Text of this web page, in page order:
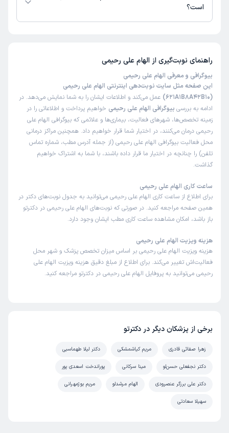
است؟
راهنمای نوبت‌گیری از الهام علی رحیمی
بیوگرافی و معرفی الهام علی رحیمی
این صفحه مثل سایت نوبت‌دهی اینترنتی الهام علی رحیمی
(621A1B8A42B10)
عمل می‌کند و اطلاعات ایشان را به شما نمایش می‌دهد. در
ادامه به بررسی بیوگرافی الهام علی رحیمی خواهیم پرداخت و اطلاعاتی را در
زمینه تخصص‌ها، شهرهای فعالیت، بیماری‌ها و علائمی که بیوگرافی الهام علی
رحیمی درمان می‌کنند، در اختیار شما قرار خواهیم داد. همچنین مراکز درمانی
محل فعالیت بیوگرافی الهام علی رحیمی (از جمله آدرس مطب، شماره تماس
تلفن) را چنانچه در اختیار ما قرار داده باشند، با شما به اشتراک خواهیم
گذاشت.
ساعت کاری الهام علی رحیمی
برای اطلاع از ساعت کاری الهام علی رحیمی می‌توانید به جدول نوبت‌های دکتر در
همین صفحه مراجعه کنید. در صورتی که نوبت‌های الهام علی رحیمی در دکترتو
باز باشد، امکان مشاهده ساعت کاری مطب ایشان وجود دارد.
هزینه ویزیت الهام علی رحیمی
هزینه ویزیت الهام علی رحیمی بر اساس میزان تخصص پزشک و شهر محل
فعالیت‌اش تغییر می‌کند. برای اطلاع از مبلغ دقیق هزینه ویزیت الهام علی
رحیمی می‌توانید به پروفایل الهام علی رحیمی در دکترتو مراجعه کنید.
برخی از پزشکان دیگر در دکترتو
زهرا صفائی قادری مریم کیاشمشکی دکتر لیلا طهماسبی
دکتر نجفعلی حسن‌لو مینا سرکانی پوراندخت اسعدی پور
دکتر علی برزگر عنصرودی الهام مرشدلو مریم بوژمهرانی
سهیلا سعادتی